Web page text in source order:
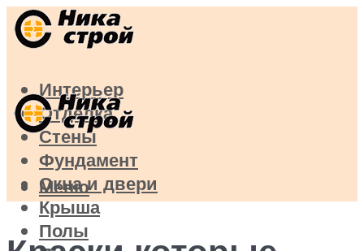
Интерьер
Отделка
Стены
Фундамент
Окна и двери
Крыша
Полы
Меню